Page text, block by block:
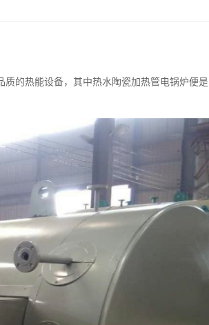
的热能设备，其中热水陶瓷加热管电锅炉便是